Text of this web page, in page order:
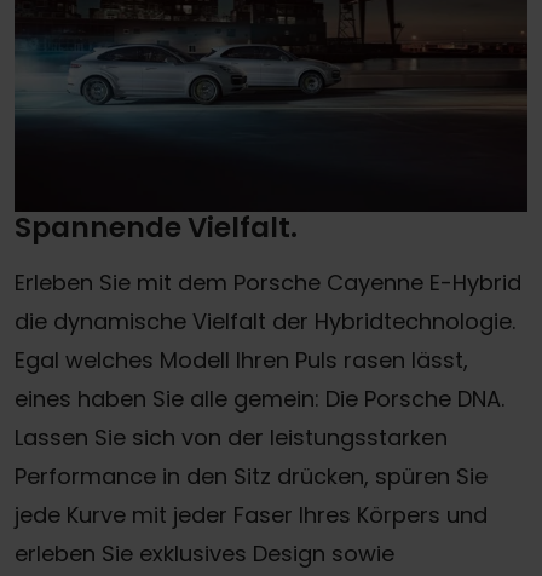
Spannende Vielfalt.
Erleben Sie mit dem Porsche Cayenne E-Hybrid
die dynamische Vielfalt der Hybridtechnologie.
Egal welches Modell Ihren Puls rasen lässt,
eines haben Sie alle gemein: Die Porsche DNA.
Lassen Sie sich von der leistungsstarken
Performance in den Sitz drücken, spüren Sie
jede Kurve mit jeder Faser Ihres Körpers und
erleben Sie exklusives Design sowie